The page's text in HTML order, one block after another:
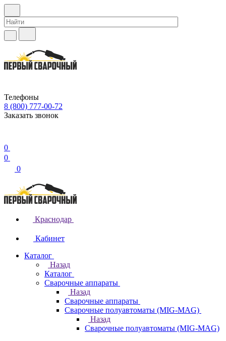
Телефоны
8 (800) 777-00-72
Заказать звонок
0
0
0
Краснодар
Кабинет
Каталог
Назад
Каталог
Сварочные аппараты
Назад
Сварочные аппараты
Сварочные полуавтоматы (MIG-MAG)
Назад
Сварочные полуавтоматы (MIG-MAG)